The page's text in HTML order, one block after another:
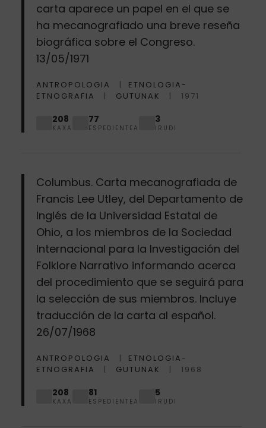
carta aparece un papel en el que se
ha mecanografiado una breve reseña
biográfica sobre el Congreso.
13/05/1971
ANTROPOLOGIA
ETNOLOGIA-
ETNOGRAFIA
GUTUNAK 1971
208
KAXA
77
ESPEDIENTEA
3
IRUDI
Columbus. Carta mecanografiada de
Francis Lee Utley, del Departamento de
Inglés de la Universidad Estatal de
Ohio, a los miembros de la Sociedad
Internacional para la Investigación del
Folklore Narrativo informando acerca
del procedimiento que se seguirá para
la selección de sus miembros. Incluye
traducción de la carta al español.
26/07/1968
ANTROPOLOGIA
ETNOLOGIA-
ETNOGRAFIA
GUTUNAK 1968
208
KAXA
81
ESPEDIENTEA
5
IRUDI